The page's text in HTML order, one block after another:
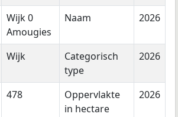
Wijk 0
Amougies
Naam 2026
Wijk
Categorisch
type
2026
478
Oppervlakte
in hectare
2026